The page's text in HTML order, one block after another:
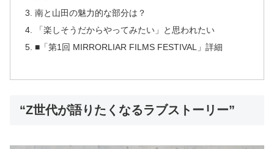
南と山田の魅力的な部分は？
「楽しそうだからやってみたい」と思われたい
■「第1回 MIRRORLIAR FILMS FESTIVAL」詳細
“Z世代が語りたくなるラブストーリー”